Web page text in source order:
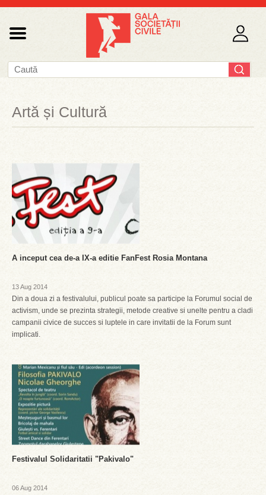
Artă și Cultură
A inceput cea de-a IX-a editie FanFest Rosia Montana
13 Aug 2014
Din a doua zi a festivalului, publicul poate sa participe la Forumul social de
activism, unde se prezinta strategii, metode creative si unelte pentru a cladi
campanii civice de succes si luptele in care invitatii de la Forum sunt
implicati.
Festivalul Solidaritatii "Pakivalo"
06 Aug 2014